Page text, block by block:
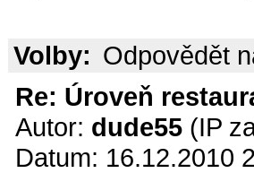
Volby: Odpovědět
Re: Úroveň
Autor: dude55 (IP
Datum: 16.12.2010